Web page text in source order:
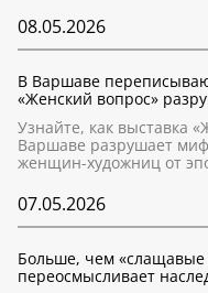
08.05.2026
В Варшаве
«Женский вопрос»
Узнайте, как выставка
Варшаве разрушает
женщин-художниц от
07.05.2026
Больше, чем
переосмысливает